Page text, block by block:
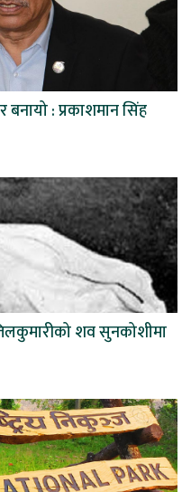
: प्रकाशमान सिंह
शव सुनकोशीमा